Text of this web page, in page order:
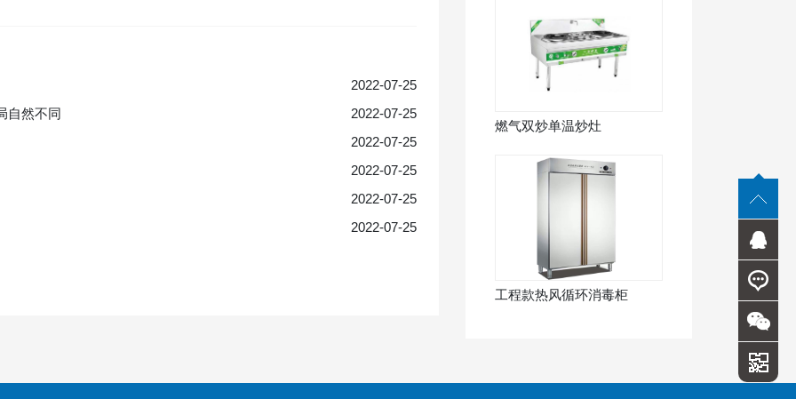
2022-07-25
自然不同
2022-07-25
2022-07-25
2022-07-25
2022-07-25
2022-07-25
燃气双炒单温炒灶
工程款热风循环消毒柜